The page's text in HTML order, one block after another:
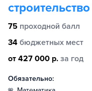
строительство
75 проходной балл
34 бюджетных мест
от 427 000 р. за год
Обязательно: